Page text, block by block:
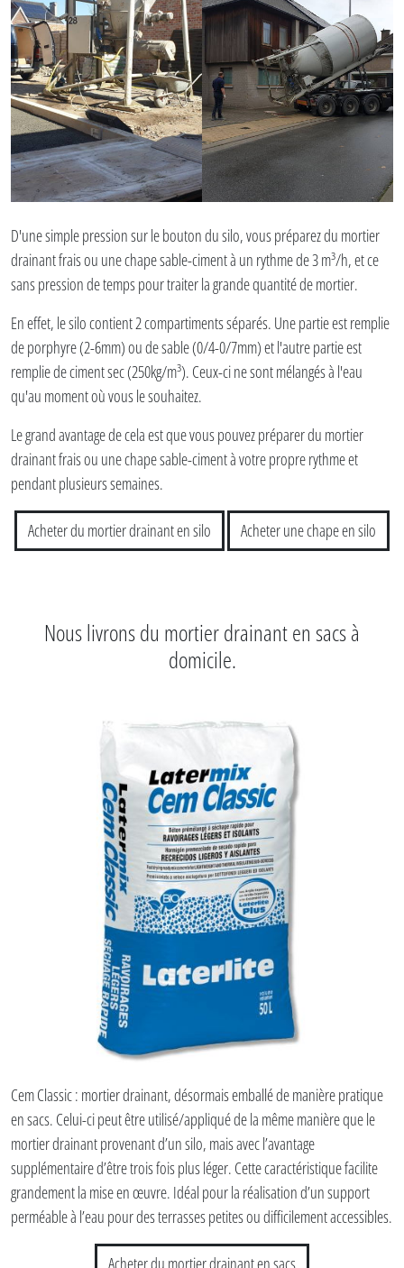
D'une simple pression sur le bouton du silo, vous préparez du mortier
drainant frais ou une chape sable-ciment à un rythme de 3 m³/h, et ce
sans pression de temps pour traiter la grande quantité de mortier.
En effet, le silo contient 2 compartiments séparés. Une partie est remplie
de porphyre (2-6mm) ou de sable (0/4-0/7mm) et l'autre partie est
remplie de ciment sec (250kg/m³). Ceux-ci ne sont mélangés à l'eau
qu'au moment où vous le souhaitez.
Le grand avantage de cela est que vous pouvez préparer du mortier
drainant frais ou une chape sable-ciment à votre propre rythme et
pendant plusieurs semaines.
Acheter du mortier drainant en silo Acheter une chape en silo
Nous livrons du mortier drainant en sacs à
domicile.
Cem Classic : mortier drainant, désormais emballé de manière pratique
en sacs. Celui-ci peut être utilisé/appliqué de la même manière que le
mortier drainant provenant d’un silo, mais avec l’avantage
supplémentaire d’être trois fois plus léger. Cette caractéristique facilite
grandement la mise en œuvre. Idéal pour la réalisation d’un support
perméable à l’eau pour des terrasses petites ou difficilement accessibles.
Acheter du mortier drainant en sacs